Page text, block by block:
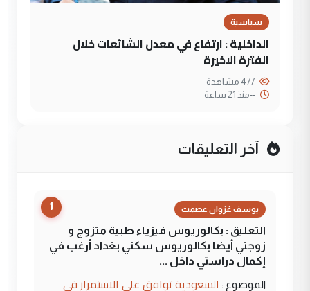
سياسية
الداخلية : ارتفاع في معدل الشائعات خلال
الفترة الاخيرة
--منذ 21 ساعة
آخر التعليقات
1 يوسف غزوان عصمت
التعليق : بكالوريوس فيزياء طبية متزوج و
زوجتي أيضا بكالوريوس سكني بغداد أرغب في
إكمال دراستي داخل ...
الموضوع : السعودية توافق على الاستمرار في